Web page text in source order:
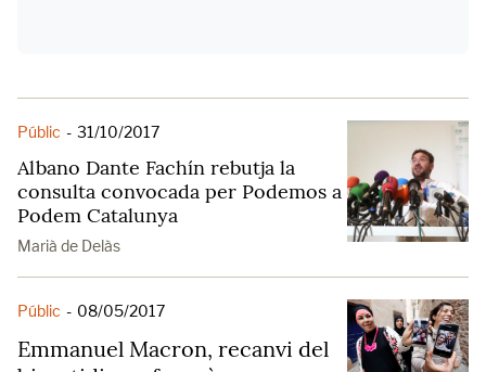
Públic - 31/10/2017
Albano Dante Fachín rebutja la
consulta convocada per Podemos a
Podem Catalunya
Marià de Delàs
Públic - 08/05/2017
Emmanuel Macron, recanvi del